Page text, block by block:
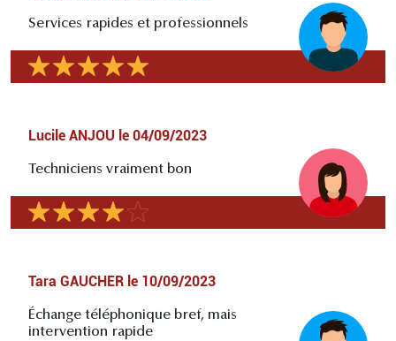
Services rapides et professionnels
Lucile ANJOU le 04/09/2023
Techniciens vraiment bon
Tara GAUCHER le 10/09/2023
Échange téléphonique bref, mais
intervention rapide